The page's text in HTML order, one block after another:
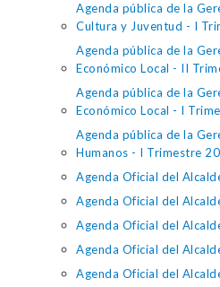
Agenda pública de la
Cultura y Juventud - I
Agenda pública de la
Económico Local - II
Agenda pública de la
Económico Local - I
Agenda pública de la
Humanos - I Trimestre
Agenda Oficial del
Agenda Oficial del
Agenda Oficial del
Agenda Oficial del
Agenda Oficial del